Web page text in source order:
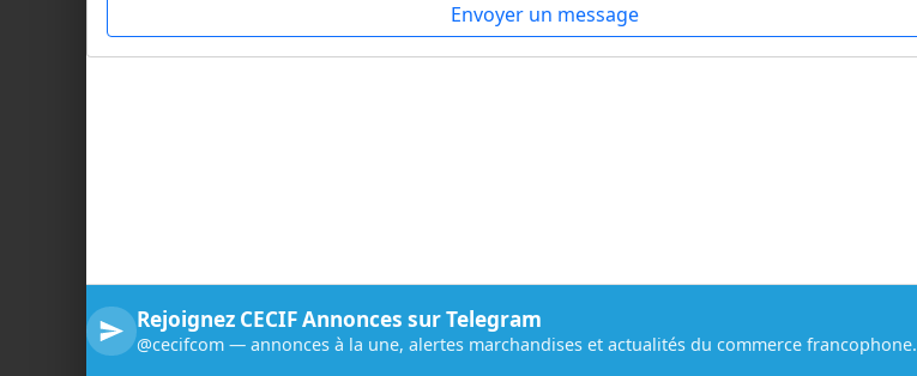
Envoyer un message
Rejoignez CECIF Annonces sur Telegram
@cecifcom — annonces à la une, alertes marchandises et actualités du commerce francophone.